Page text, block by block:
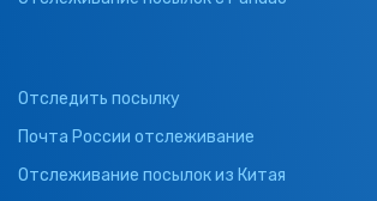
Отследить посылку
Почта России отслеживание
Отслеживание посылок из Китая